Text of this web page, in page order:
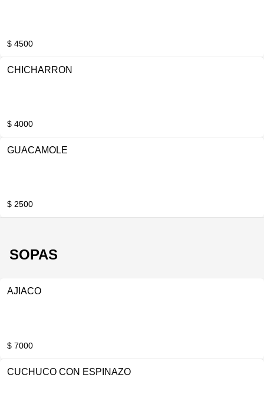
$ 4500
CHICHARRON
$ 4000
GUACAMOLE
$ 2500
SOPAS
AJIACO
$ 7000
CUCHUCO CON ESPINAZO